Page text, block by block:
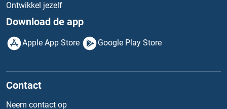
Ontwikkel jezelf
Download de app
Apple App Store Google Play Store
Contact
Neem contact op